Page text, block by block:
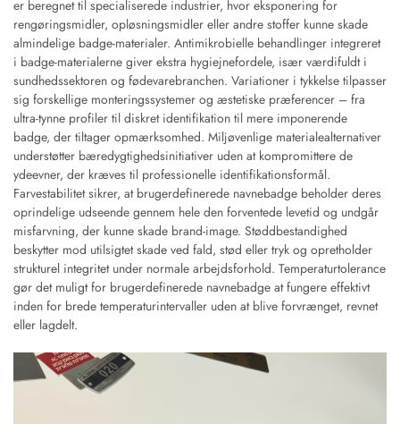
er beregnet til specialiserede industrier, hvor eksponering for
rengøringsmidler, opløsningsmidler eller andre stoffer kunne skade
almindelige badge-materialer. Antimikrobielle behandlinger integreret
i badge-materialerne giver ekstra hygiejnefordele, især værdifuldt i
sundhedssektoren og fødevarebranchen. Variationer i tykkelse tilpasser
sig forskellige monteringssystemer og æstetiske præferencer – fra
ultra-tynne profiler til diskret identifikation til mere imponerende
badge, der tiltager opmærksomhed. Miljøvenlige materialealternativer
understøtter bæredygtighedsinitiativer uden at kompromittere de
ydeevner, der kræves til professionelle identifikationsformål.
Farvestabilitet sikrer, at brugerdefinerede navnebadge beholder deres
oprindelige udseende gennem hele den forventede levetid og undgår
misfarvning, der kunne skade brand-image. Støddbestandighed
beskytter mod utilsigtet skade ved fald, stød eller tryk og opretholder
strukturel integritet under normale arbejdsforhold. Temperaturtolerance
gør det muligt for brugerdefinerede navnebadge at fungere effektivt
inden for brede temperaturintervaller uden at blive forvrænget, revnet
eller lagdelt.